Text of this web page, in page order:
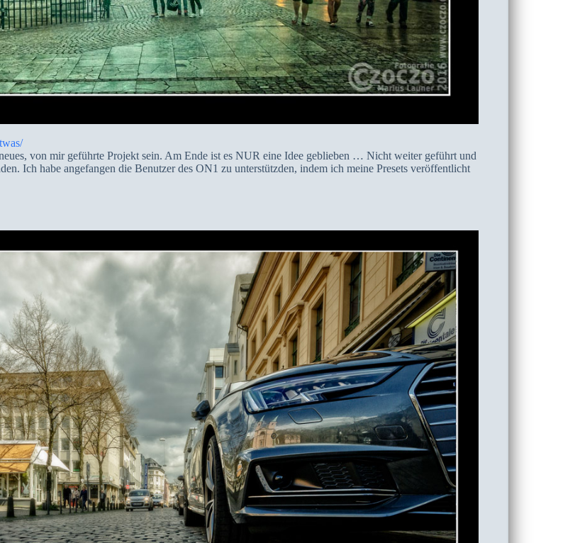
von mir geführte Projekt sein. Am Ende ist es NUR eine Idee geblieben … Nicht weiter geführt und
Ich habe angefangen die Benutzer des ON1 zu unterstützden, indem ich meine Presets veröffentlicht